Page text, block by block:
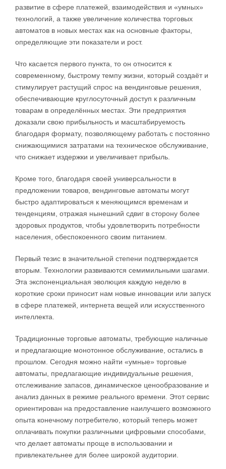
развитие в сфере платежей, взаимодействия и «умных»
технологий, а также увеличение количества торговых
автоматов в новых местах как на основные факторы,
определяющие эти показатели и рост.
Что касается первого пункта, то он относится к
современному, быстрому темпу жизни, который создаёт и
стимулирует растущий спрос на вендинговые решения,
обеспечивающие круглосуточный доступ к различным
товарам в определённых местах. Эти предприятия
доказали свою прибыльность и масштабируемость
благодаря формату, позволяющему работать с постоянно
снижающимися затратами на техническое обслуживание,
что снижает издержки и увеличивает прибыль.
Кроме того, благодаря своей универсальности в
предложении товаров, вендинговые автоматы могут
быстро адаптироваться к меняющимся временам и
тенденциям, отражая нынешний сдвиг в сторону более
здоровых продуктов, чтобы удовлетворить потребности
населения, обеспокоенного своим питанием.
Первый тезис в значительной степени подтверждается
вторым. Технологии развиваются семимильными шагами.
Эта экспоненциальная эволюция каждую неделю в
короткие сроки приносит нам новые инновации или запуск
в сфере платежей, интернета вещей или искусственного
интеллекта.
Традиционные торговые автоматы, требующие наличные
и предлагающие монотонное обслуживание, остались в
прошлом. Сегодня можно найти «умные» торговые
автоматы, предлагающие индивидуальные решения,
отслеживание запасов, динамическое ценообразование и
анализ данных в режиме реального времени. Этот сервис
ориентирован на предоставление наилучшего возможного
опыта конечному потребителю, который теперь может
оплачивать покупки различными цифровыми способами,
что делает автоматы проще в использовании и
привлекательнее для более широкой аудитории.